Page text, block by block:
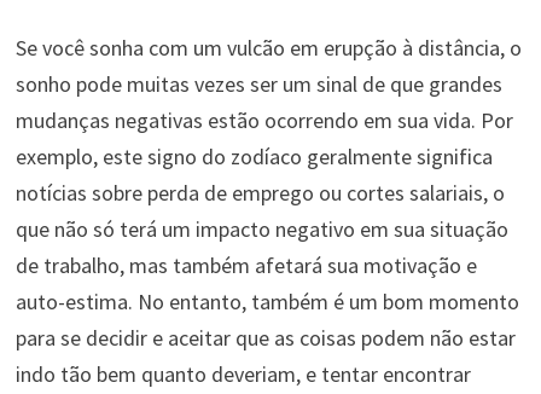
Se você sonha com um vulcão em erupção à distância, o
sonho pode muitas vezes ser um sinal de que grandes
mudanças negativas estão ocorrendo em sua vida. Por
exemplo, este signo do zodíaco geralmente significa
notícias sobre perda de emprego ou cortes salariais, o
que não só terá um impacto negativo em sua situação
de trabalho, mas também afetará sua motivação e
auto-estima. No entanto, também é um bom momento
para se decidir e aceitar que as coisas podem não estar
indo tão bem quanto deveriam, e tentar encontrar